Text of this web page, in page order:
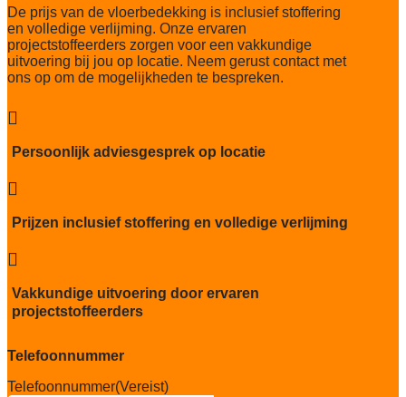
33/LC1
Thermische weerstand
0,068m2 K/W
Brandwerend
Bfl-S1
Project gebruik
zwaar
De prijs van de vloerbedekking is inclusief stoffering
en volledige verlijming. Onze ervaren
projectstoffeerders zorgen voor een vakkundige
uitvoering bij jou op locatie. Neem gerust contact met
ons op om de mogelijkheden te bespreken.

Persoonlijk adviesgesprek op locatie

Prijzen inclusief stoffering en volledige verlijming

Vakkundige uitvoering door ervaren
projectstoffeerders
Telefoonnummer
Telefoonnummer(Vereist)